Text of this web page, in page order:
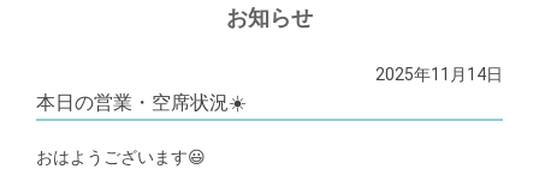
お知らせ
本日の営業・空席状況☀️
2025年11月14日
おはようございます😃